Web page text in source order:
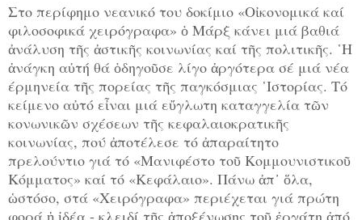
Στο περίφημο νεανικό του δοκίμιο «Οἰκονομικά καί
φιλοσοφικά χειρόγραφα» ὁ Μάρξ κάνει μιά βαθιά
ἀνάλυση τῆς ἀστικῆς κοινωνίας καί τῆς πολιτικῆς. ῾Η
ἀνάγκη αὐτή θά ὁδηγοῦσε λίγο ἀργότερα σέ μιά νέα
έρμηνεία τῆς πορείας τῆς παγκόσμιας ῾Ιστορίας. Τό
κείμενο αὐτό εἶναι μιά εὔγλωτη καταγγελία τῶν
κονωνικῶν σχέσεων τῆς κεφαλαιοκρατικῆς
κοινωνίας, πού ἀποτέλεσε τό ἀπαραίτητο
πρελούντιο γιά τό «Μανιφέστο τοῦ Κομμουνιστικοῦ
Κόμματος» καί τό «Κεφάλαιο». Πάνω ἀπ᾿ ὅλα,
ὡστόσο, στά «Χειρόγραφα» περιέχεται γιά πρώτη
φορά ἡ ἰδέα - κλειδί τῆς ἀποξένωσης τοῦ ἐργάτη ἀπό